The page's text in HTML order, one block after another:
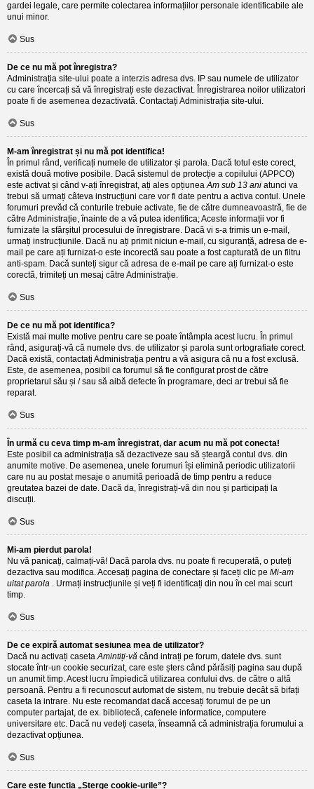
gardei legale, care permite colectarea informațiilor personale identificabile ale
unui minor.
Sus
De ce nu mă pot înregistra?
Administrația site-ului poate a interzis adresa dvs. IP sau numele de utilizator
cu care încercați să vă înregistrați este dezactivat. Înregistrarea noilor utilizatori
poate fi de asemenea dezactivată. Contactați Administrația site-ului.
Sus
M-am înregistrat și nu mă pot identifica!
În primul rând, verificați numele de utilizator și parola. Dacă totul este corect,
există două motive posibile. Dacă sistemul de protecție a copilului (APPCO)
este activat și când v-ați înregistrat, ați ales opțiuneaAm sub 13 ani atunci va
trebui să urmați câteva instrucțiuni care vor fi date pentru a activa contul. Unele
forumuri prevăd că conturile trebuie activate, fie de către dumneavoastră, fie de
către Administrație, înainte de a vă putea identifica; Aceste informații vor fi
furnizate la sfârșitul procesului de înregistrare. Dacă vi s-a trimis un e-mail,
urmați instrucțiunile. Dacă nu ați primit niciun e-mail, cu siguranță, adresa de e-
mail pe care ați furnizat-o este incorectă sau poate a fost capturată de un filtru
anti-spam. Dacă sunteți sigur că adresa de e-mail pe care ați furnizat-o este
corectă, trimiteți un mesaj către Administrație.
Sus
De ce nu mă pot identifica?
Există mai multe motive pentru care se poate întâmpla acest lucru. În primul
rând, asigurați-vă că numele dvs. de utilizator și parola sunt ortografiate corect.
Dacă există, contactați Administrația pentru a vă asigura că nu a fost exclusă.
Este, de asemenea, posibil ca forumul să fie configurat prost de către
proprietarul său și / sau să aibă defecte în programare, deci ar trebui să fie
reparat.
Sus
În urmă cu ceva timp m-am înregistrat, dar acum nu mă pot conecta!
Este posibil ca administrația să dezactiveze sau să șteargă contul dvs. din
anumite motive. De asemenea, unele forumuri își elimină periodic utilizatorii
care nu au postat mesaje o anumită perioadă de timp pentru a reduce
greutatea bazei de date. Dacă da, înregistrați-vă din nou și participați la
discuții.
Sus
Mi-am pierdut parola!
Nu vă panicați, calmați-vă! Dacă parola dvs. nu poate fi recuperată, o puteți
dezactiva sau modifica. Accesați pagina de conectare și faceți clic pe Mi-am
uitat parola . Urmați instrucțiunile și veți fi identificați din nou în cel mai scurt
timp.
Sus
De ce expiră automat sesiunea mea de utilizator?
Dacă nu activați casetaAmintiți-vă când intrați pe forum, datele dvs. sunt
stocate într-un cookie securizat, care este șters când părăsiți pagina sau după
un anumit timp. Acest lucru împiedică utilizarea contului dvs. de către o altă
persoană. Pentru a fi recunoscut automat de sistem, nu trebuie decât să bifați
caseta la intrare. Nu este recomandat dacă accesați forumul de pe un
computer partajat, de ex. bibliotecă, cafenele informatice, computere
universitare etc. Dacă nu vedeți caseta, înseamnă că administrația forumului a
dezactivat opțiunea.
Sus
Care este funcția „Șterge cookie-urile”?